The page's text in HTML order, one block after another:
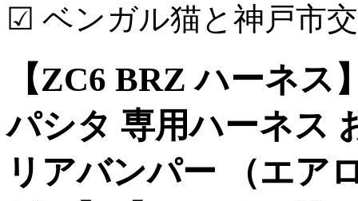
☑ ベンガル猫と神戸市
【ZC6 BRZ ハーネ
パシタ 専用ハーネス
リアバンパー （エア